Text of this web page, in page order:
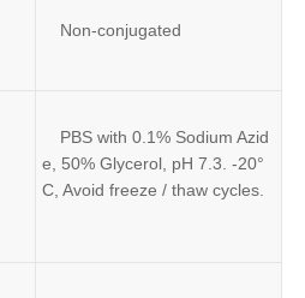
Non-conjugated
PBS with 0.1% Sodium Azid
e, 50% Glycerol, pH 7.3. -20°
C, Avoid freeze / thaw cycles.